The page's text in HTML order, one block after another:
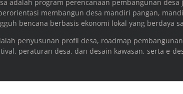
adalah program perencanaan pembangunan desa
membangun desa mandiri pangan,
bencana berbasis ekonomi lokal yang berdaya
penyusunan profil desa, roadmap
peraturan desa, dan desain kawasan, serta e-